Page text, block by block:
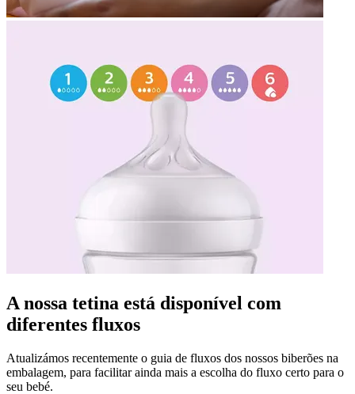
A nossa tetina está disponível com
diferentes fluxos
Atualizámos recentemente o guia de fluxos dos nossos biberões na
embalagem, para facilitar ainda mais a escolha do fluxo certo para o
seu bebé.